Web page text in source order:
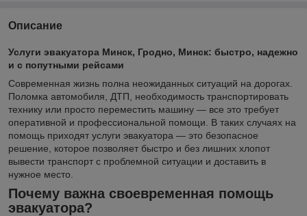
Описание
Услуги эвакуатора Минск, Гродно, Минск: быстро, надежно
и с попутными рейсами
Современная жизнь полна неожиданных ситуаций на дорогах.
Поломка автомобиля, ДТП, необходимость транспортировать
технику или просто переместить машину — все это требует
оперативной и профессиональной помощи. В таких случаях на
помощь приходят услуги эвакуатора — это безопасное
решение, которое позволяет быстро и без лишних хлопот
вывести транспорт с проблемной ситуации и доставить в
нужное место.
Почему важна своевременная помощь
эвакуатора?